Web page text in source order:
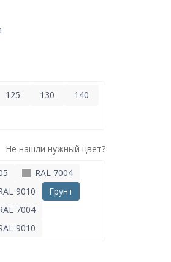
125 130
140
Не нашли нужный цвет?
RAL 7004
9010
Грунт
7004
9010